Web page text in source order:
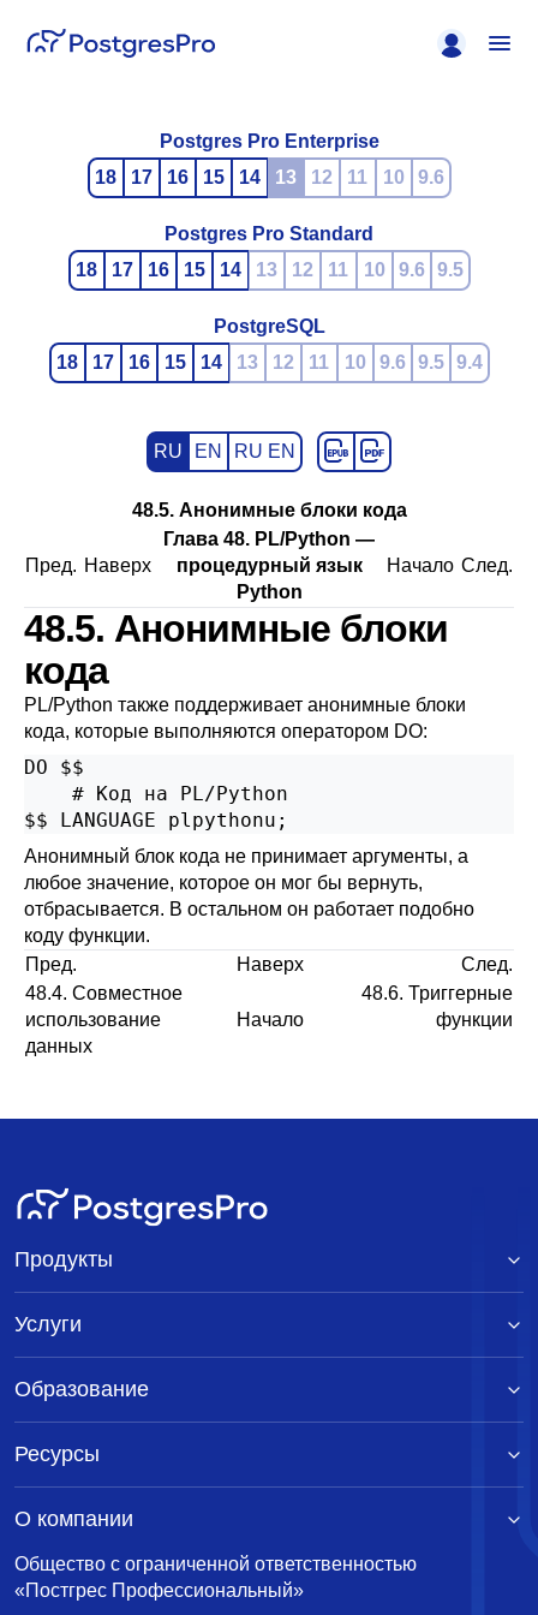
Postgres Pro Enterprise
18
17 16 15 14 13 12 11 10 9.6
Postgres Pro Standard
18
17 16 15 14 13 12 11 10 9.6 9.5
PostgreSQL
18
17 16 15 14 13 12 11 10 9.6 9.5 9.4
RU EN RU EN
48.5. Анонимные блоки кода
Пред. Наверх
Глава 48. PL/Python —
процедурный язык
Python
Начало След.
48.5. Анонимные блоки
кода
PL/Python также поддерживает анонимные блоки
кода, которые выполняются оператором DO:
DO $$
    # Код на PL/Python
$$ LANGUAGE plpythonu;
Анонимный блок кода не принимает аргументы, а
любое значение, которое он мог бы вернуть,
отбрасывается. В остальном он работает подобно
коду функции.
Пред.
Наверх
След.
48.4. Совместное
использование
данных
Начало
48.6. Триггерные
функции
Общество с ограниченной ответственностью
«Постгрес Профессиональный»
Продукты
Услуги
Образование
Ресурсы
О компании